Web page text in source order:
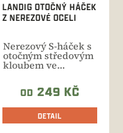
LANDIG OTOČNÝ HÁČEK
Z NEREZOVÉ OCELI
Nerezový S-háček s
otočným středovým
kloubem ve
nosností...
OD 249 KČ
DETAIL